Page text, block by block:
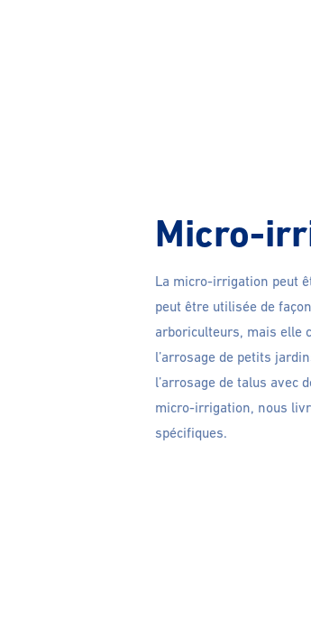
Micro-
La micro-irrigation peut
peut être utilisée de
arboriculteurs, mais elle
l’arrosage de petits
l’arrosage de talus avec
micro-irrigation, nous
spécifiques.